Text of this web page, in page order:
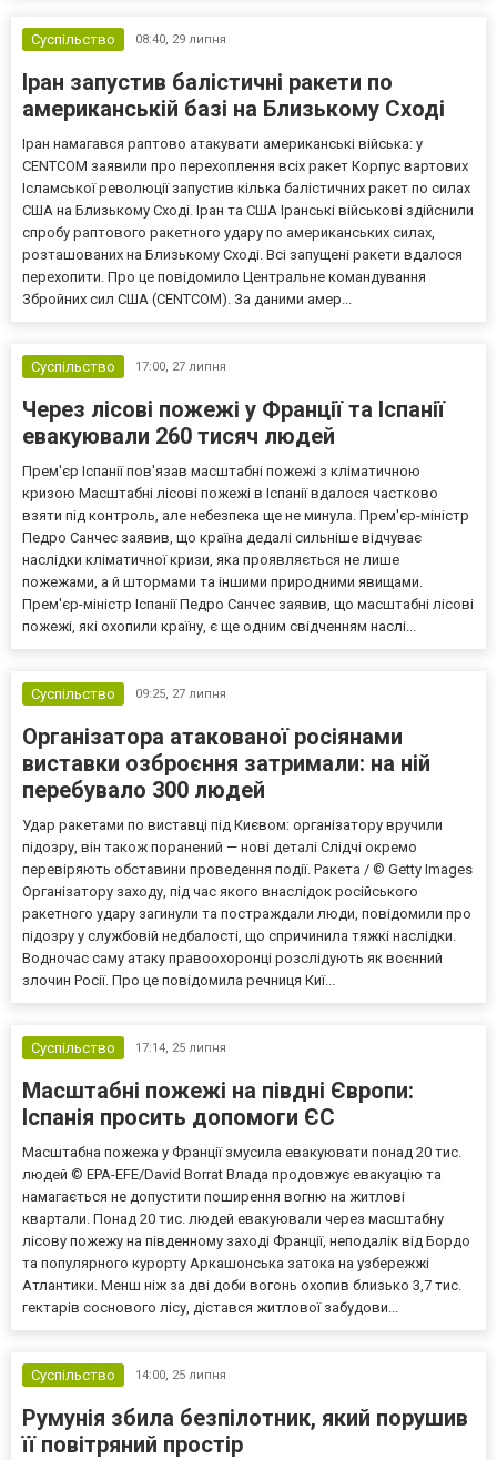
Суспільство 08:40, 29 липня
Іран запустив балістичні ракети по
американській базі на Близькому Сході
Іран намагався раптово атакувати американські війська: у
CENTCOM заявили про перехоплення всіх ракет Корпус вартових
Ісламської революції запустив кілька балістичних ракет по силах
США на Близькому Сході. Іран та США Іранські військові здійснили
спробу раптового ракетного удару по американських силах,
розташованих на Близькому Сході. Всі запущені ракети вдалося
перехопити. Про це повідомило Центральне командування
Збройних сил США (CENTCOM). За даними амер...
Суспільство 17:00, 27 липня
Через лісові пожежі у Франції та Іспанії
евакуювали 260 тисяч людей
Прем'єр Іспанії пов'язав масштабні пожежі з кліматичною
кризою Масштабні лісові пожежі в Іспанії вдалося частково
взяти під контроль, але небезпека ще не минула. Прем'єр-міністр
Педро Санчес заявив, що країна дедалі сильніше відчуває
наслідки кліматичної кризи, яка проявляється не лише
пожежами, а й штормами та іншими природними явищами.
Прем'єр-міністр Іспанії Педро Санчес заявив, що масштабні лісові
пожежі, які охопили країну, є ще одним свідченням наслі...
Суспільство 09:25, 27 липня
Організатора атакованої росіянами
виставки озброєння затримали: на ній
перебувало 300 людей
Удар ракетами по виставці під Києвом: організатору вручили
підозру, він також поранений — нові деталі Слідчі окремо
перевіряють обставини проведення події. Ракета / © Getty Images
Організатору заходу, під час якого внаслідок російського
ракетного удару загинули та постраждали люди, повідомили про
підозру у службовій недбалості, що спричинила тяжкі наслідки.
Водночас саму атаку правоохоронці розслідують як воєнний
злочин Росії. Про це повідомила речниця Киї...
Суспільство 17:14, 25 липня
Масштабні пожежі на півдні Європи:
Іспанія просить допомоги ЄС
Масштабна пожежа у Франції змусила евакуювати понад 20 тис.
людей © EPA-EFE/David Borrat Влада продовжує евакуацію та
намагається не допустити поширення вогню на житлові
квартали. Понад 20 тис. людей евакуювали через масштабну
лісову пожежу на південному заході Франції, неподалік від Бордо
та популярного курорту Аркашонська затока на узбережжі
Атлантики. Менш ніж за дві доби вогонь охопив близько 3,7 тис.
гектарів соснового лісу, дістався житлової забудови...
Суспільство 14:00, 25 липня
Румунія збила безпілотник, який порушив
її повітряний простір